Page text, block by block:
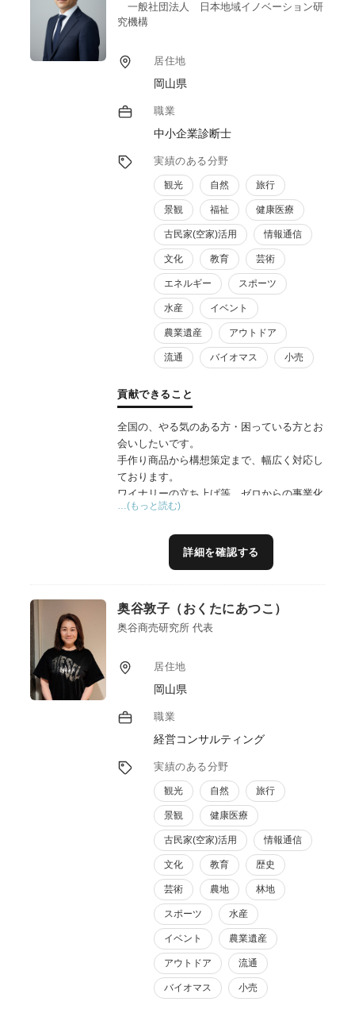
国産果実・野菜までが日本人の口に入らない
を解決出来ないと衰退する一方です。
生産者が流通ルートを知らないためこのよう
自分は、生産者に近寄りより良いものを共同
で開発し、最短距離での流通に乗せる事が、
ークがあり、援助していただける
仲間もいます。国内産業の衰退を阻止すべく
強力な協力が可能です。
また、同時に社員教育も実施しております。
現在までに数社のメーカー様の営業・管理職
研修を行い
今まで未設定だった社内ルールも明文化し、
より良い職場環境への変化のお手伝いの実績
があります。
一般社団法人 日本地域イノベーション研
究機構
居住地
岡山県
職業
中小企業診断士
実績のある分野
観光 自然 旅行
景観 福祉 健康医療
古民家(空家)活用 情報通信
文化 教育 芸術
エネルギー スポーツ
水産 イベント
農業遺産 アウトドア
流通 バイオマス 小売
貢献できること
全国の、やる気のある方・困っている方とお
会いしたいです。
手作り商品から構想策定まで、幅広く対応し
ております。
ワイナリーの立ち上げ等、ゼロからの事業化
経験がありますので、地域資源の活用・連携
地域の想い、民間の利益、行政の使命——地
域の三者の異なる立場を丁寧に汲み取り、自
しています。
また、「６次産業化」と「６次商品化」は異
題を解決することはできません。地域づくり
の独自ノウハウを融合し、農林漁業にとどま
らない多様な業種の連携アイデアを採り入れ
た商品・サービス開発のほか、開発後の具体
的進めかた、そしてどのようにして地域課題
を解決していくのか、等具体的な支援をさせ
ていただきます。
…(もっと読む)
詳細を確認する
奥谷敦子（おくたにあつこ）
奥谷商売研究所 代表
居住地
岡山県
職業
経営コンサルティング
実績のある分野
観光 自然 旅行
景観 健康医療
古民家(空家)活用 情報通信
文化 教育 歴史
芸術 農地 林地
スポーツ 水産
イベント 農業遺産
アウトドア 流通
バイオマス 小売